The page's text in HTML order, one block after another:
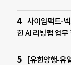
사이임팩트-
한 AI 리빙랩 업무
[유한양행-유